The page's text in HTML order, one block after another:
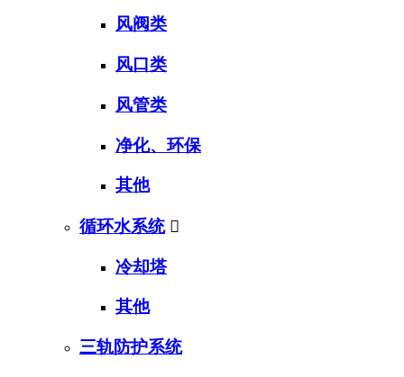
风阀类
风口类
风管类
净化、环保
其他
循环水系统 
冷却塔
其他
三轨防护系统